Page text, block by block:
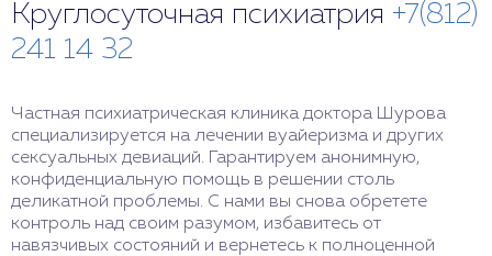
Круглосуточная психиатрия +7(812)
241 14 32
Частная психиатрическая клиника доктора Шурова
специализируется на лечении вуайеризма и других
сексуальных девиаций. Гарантируем анонимную,
конфиденциальную помощь в решении столь
деликатной проблемы. С нами вы снова обретете
контроль над своим разумом, избавитесь от
навязчивых состояний и вернетесь к полноценной